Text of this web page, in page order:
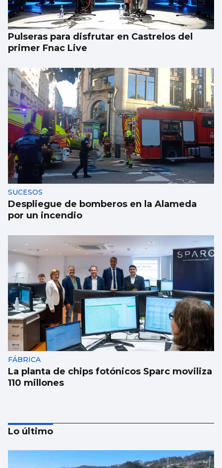
Pulseras para disfrutar en Castrelos del
primer Fnac Live
SUCESOS
Despliegue de bomberos en la Alameda
por un incendio
FÁBRICA
La planta de chips fotónicos Sparc moviliza
110 millones
Lo último